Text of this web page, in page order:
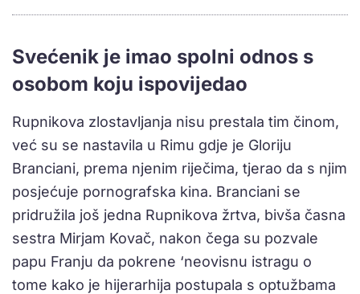
Svećenik je imao spolni odnos s
osobom koju ispovijedao
Rupnikova zlostavljanja nisu prestala tim činom,
već su se nastavila u Rimu gdje je Gloriju
Branciani, prema njenim riječima, tjerao da s njim
posjećuje pornografska kina. Branciani se
pridružila još jedna Rupnikova žrtva, bivša časna
sestra Mirjam Kovač, nakon čega su pozvale
papu Franju da pokrene ‘neovisnu istragu o
tome kako je hijerarhija postupala s optužbama